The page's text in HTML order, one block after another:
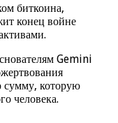
биткоина,
конец войне
Gemini
которую
человека.